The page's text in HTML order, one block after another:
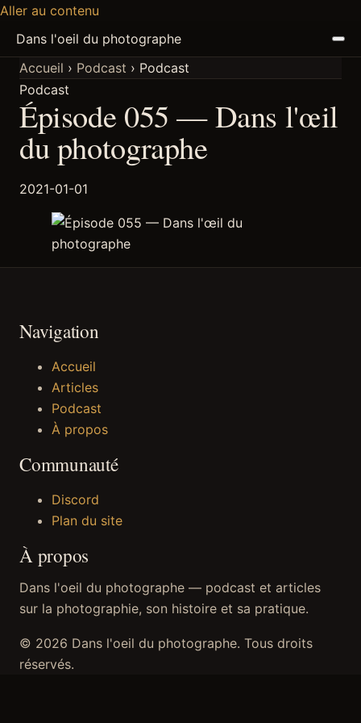
Aller au contenu
Dans l'oeil du photographe
ACCUEIL
ARTICLES
À PROPOS
DISCORD
Accueil › Podcast › Podcast
Podcast
Épisode 055 — Dans l'œil
du photographe
2021-01-01
Navigation
Accueil
Articles
Podcast
À propos
Communauté
Discord
Plan du site
À propos
Dans l'oeil du photographe — podcast et articles
sur la photographie, son histoire et sa pratique.
© 2026 Dans l'oeil du photographe. Tous droits
réservés.